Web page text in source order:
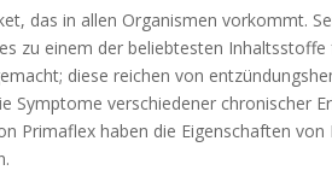
das in allen Organismen vorkommt.
zu einem der beliebtesten
diese reichen von
Symptome verschiedener chronischer
Primaflex haben die Eigenschaften